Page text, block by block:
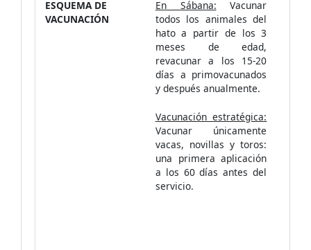
ESQUEMA DE
VACUNACIÓN
En Sábana: Vacunar
todos los animales del
hato a partir de los 3
meses de edad,
revacunar a los 15-20
días a primovacunados
y después anualmente.
Vacunación estratégica:
Vacunar únicamente
vacas, novillas y toros:
una primera aplicación
a los 60 días antes del
servicio.